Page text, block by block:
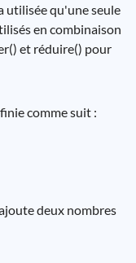
utilisée qu'une seule
en combinaison
et réduire() pour
comme suit :
deux nombres